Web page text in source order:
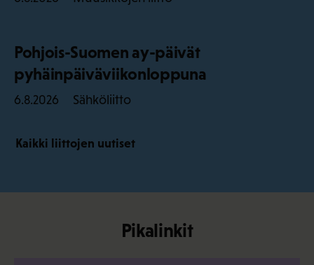
Pohjois-Suomen ay-päivät
pyhäinpäiväviikonloppuna
6.8.2026 Sähköliitto
Kaikki liittojen uutiset
Pikalinkit